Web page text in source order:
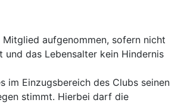
aufgenommen, sofern nicht
das Lebensalter kein Hindernis
im Einzugsbereich des Clubs seinen
stimmt. Hierbei darf die